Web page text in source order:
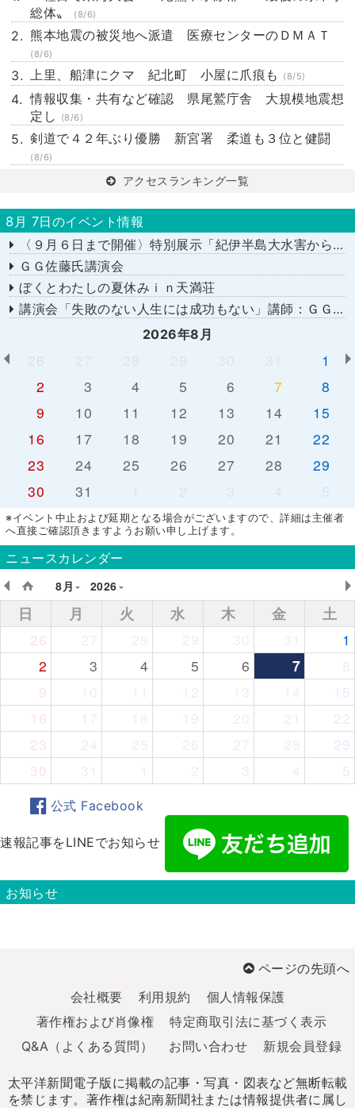
総体〟
(8/6)
熊本地震の被災地へ派遣 医療センターのＤＭＡＴ
(8/6)
上里、船津にクマ 紀北町 小屋に爪痕も (8/5)
情報収集・共有など確認 県尾鷲庁舎 大規模地震想
定し
(8/6)
剣道で４２年ぶり優勝 新宮署 柔道も３位と健闘
(8/6)
アクセスランキング一覧
8月 7日のイベント情報
〈９月６日まで開催〉特別展示「紀伊半島大水害から１５年－あの日を忘れない－」
ＧＧ佐藤氏講演会
ぼくとわたしの夏休みｉｎ天満荘
講演会「失敗のない人生には成功もない」講師：ＧＧ佐藤さん
2026年8月
26
1
2
3 4 5 6 7
8
9
10 11 12 13 14
15
16
17 18 19 20 21
22
23
24 25 26 27 28
29
30
31 5
※イベント中止および延期となる場合がございますので、詳細は主催者
へ直接ご確認頂きますようお願い申し上げます。
ニュースカレンダー
8月
2026
日 月 火 水 木 金
土
26
1
2
3 4 5 6 7
8
9
15
16
22
23
29
30
5
公式 Facebook
速報記事をLINEでお知らせ
お知らせ
ページの先頭へ
会社概要
利用規約
個人情報保護
著作権および肖像権
特定商取引法に基づく表示
Q&A（よくある質問）
お問い合わせ 新規会員登録
太平洋新聞電子版に掲載の記事・写真・図表など無断転載
を禁じます。著作権は紀南新聞社または情報提供者に属し